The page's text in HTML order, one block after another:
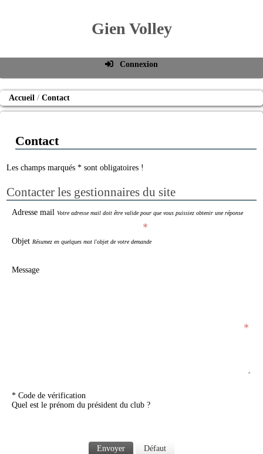
Gien Volley
Connexion
Identifiant de connexion
Connexion
S'inscrire
Accueil Contact
Contact
Les champs marqués * sont obligatoires !
Contacter les gestionnaires du site
Adresse mail Votre adresse mail doit être valide pour que vous puissiez obtenir une réponse
Objet Résumez en quelques mot l'objet de votre demande
Message
* Code de vérification
Quel est le prénom du président du club ?
Envoyer Défaut